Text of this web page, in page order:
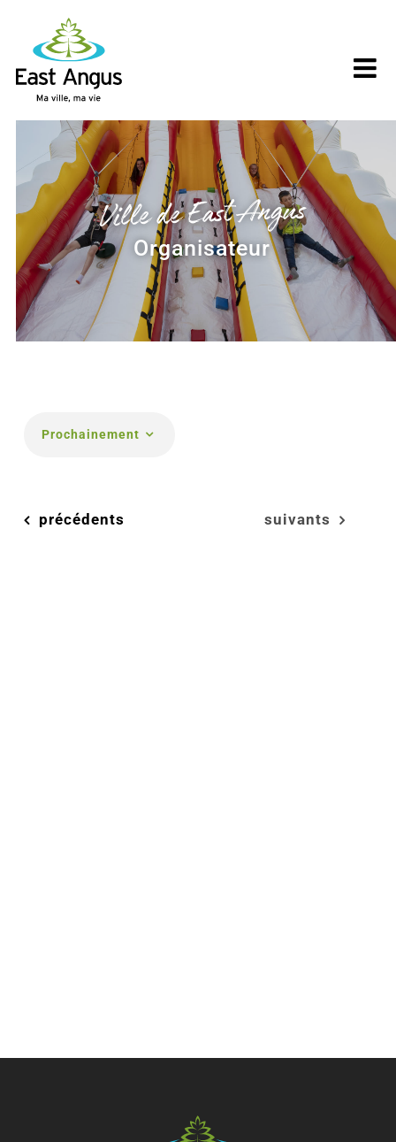
content
Ville de East Angus
Organisateur
Prochainement
date.
Évènements
précédents Évènements
suivants